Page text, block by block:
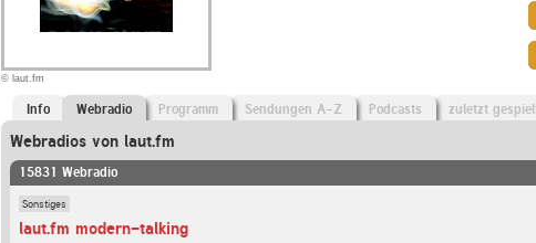
© laut.fm
Info Webradio Programm Sendungen A-Z Podcasts zuletzt
Webradios von laut.fm
15831 Webradio
Sonstiges
laut.fm modern-talking